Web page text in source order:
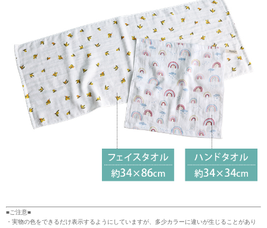
■ご注意■
・実物の色をできるだけ表示するようにしていますが、多少カラーに違いが生じることがあり